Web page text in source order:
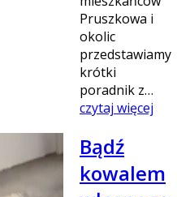
Pruszkowa i
okolic
przedstawiamy
krótki
poradnik z…
czytaj więcej
Bądź
kowalem